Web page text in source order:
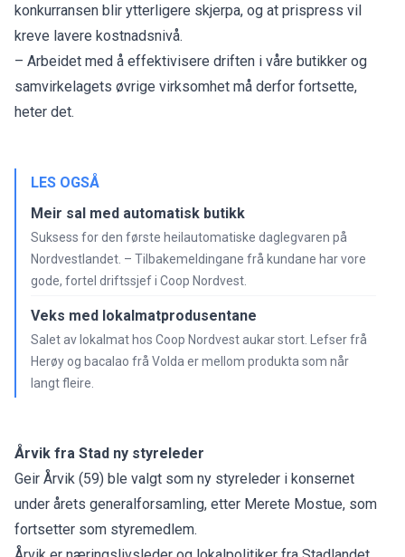
konkurransen blir ytterligere skjerpa, og at prispress vil
kreve lavere kostnadsnivå.
– Arbeidet med å effektivisere driften i våre butikker og
samvirkelagets øvrige virksomhet må derfor fortsette,
heter det.
LES OGSÅ
Meir sal med automatisk butikk
Suksess for den første heilautomatiske daglegvaren på
Nordvestlandet. – Tilbakemeldingane frå kundane har vore
gode, fortel driftssjef i Coop Nordvest.
Veks med lokalmatprodusentane
Salet av lokalmat hos Coop Nordvest aukar stort. Lefser frå
Herøy og bacalao frå Volda er mellom produkta som når
langt fleire.
Årvik fra Stad ny styreleder
Geir Årvik (59) ble valgt som ny styreleder i konsernet
under årets generalforsamling, etter Merete Mostue, som
fortsetter som styremedlem.